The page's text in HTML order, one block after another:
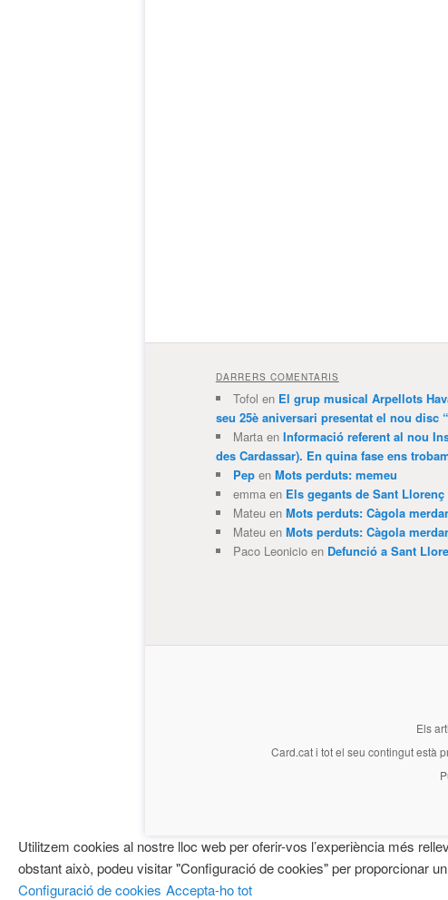
DARRERS COMENTARIS
Tofol en El grup musical Arpellots
seu 25è aniversari presentat el nou disc
Martaen Informació referent al nou
des Cardassar). En quina fase ens
Pepen Mots perduts: memeu
emmaen Els gegants de Sant Llorenç
Mateuen Mots perduts: Càgola
Mateuen Mots perduts: Càgola
Paco Leonicioen Defunció a Sant
Els
Card.cati tot el seu contingut està
Utilitzem cookies al nostre lloc web per oferir-vos l’experiència més
obstant això, podeu visitar "Configuració de cookies" per proporcionar
Configuració de cookies Accepta-ho tot